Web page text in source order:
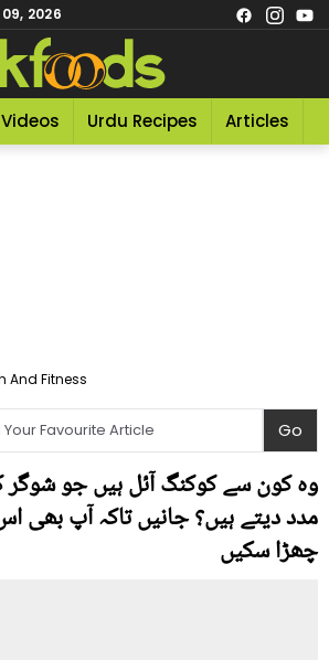
2026
Videos Urdu Recipes Articles
And Fitness
وہ کون سے کوکنگ آئل ہیں جو شوگر
مدد دیتے ہیں؟ جانیں تاکہ آپ
چھڑا سکیں